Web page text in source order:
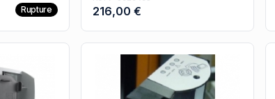
Rupture 216,00 €